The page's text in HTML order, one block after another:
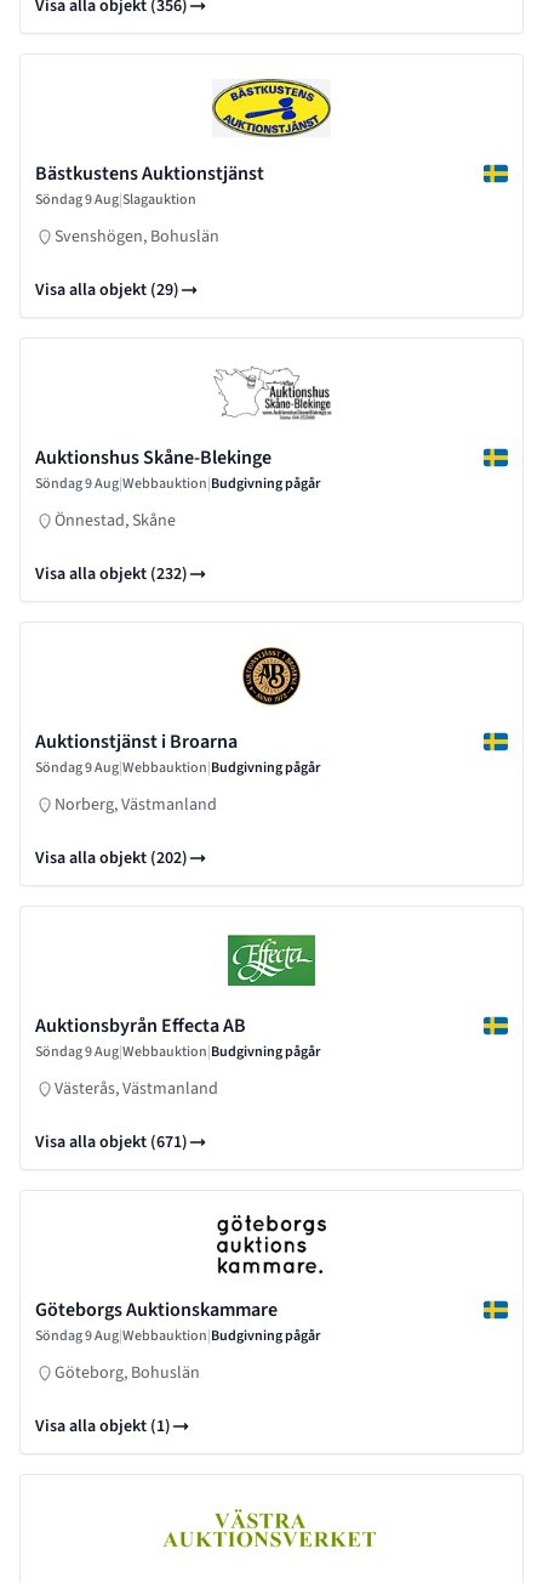
Visa alla objekt (356)
Bästkustens Auktionstjänst
Söndag 9 Aug|Slagauktion
Svenshögen, Bohuslän
Visa alla objekt (29)
Auktionshus Skåne-Blekinge
Söndag 9 Aug|Webbauktion|Budgivning pågår
Önnestad, Skåne
Visa alla objekt (232)
Auktionstjänst i Broarna
Söndag 9 Aug|Webbauktion|Budgivning pågår
Norberg, Västmanland
Visa alla objekt (202)
Auktionsbyrån Effecta AB
Söndag 9 Aug|Webbauktion|Budgivning pågår
Västerås, Västmanland
Visa alla objekt (671)
Göteborgs Auktionskammare
Söndag 9 Aug|Webbauktion|Budgivning pågår
Göteborg, Bohuslän
Visa alla objekt (1)